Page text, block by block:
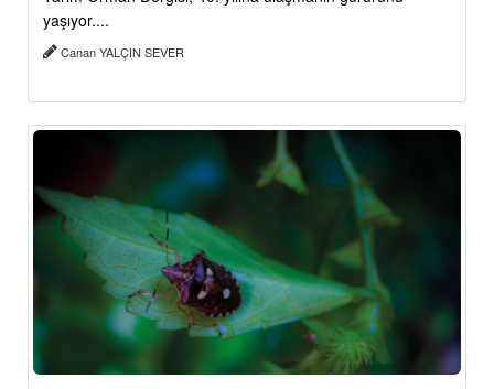
yaşıyor....
Canan YALÇIN SEVER